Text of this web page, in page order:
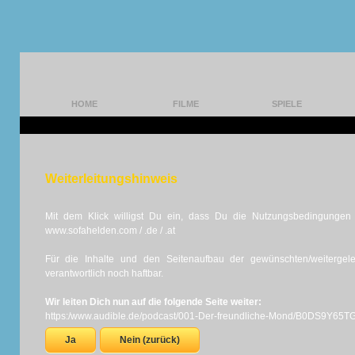
HOME FILME SPIELE
Weiterleitungshinweis
Mit dem Klick willigst Du ein, dass Du die
www.sofahelden.com / .de / .at
Für die Inhalte und den Seitenaufbau der gewünschten/
verantwortlich noch haftbar.
Wir leiten Dich nun auf die folgende Seite weiter:
https:/www.audible.de/podcast/001-Der-freundliche-Mond/
Ja Nein (zurück)